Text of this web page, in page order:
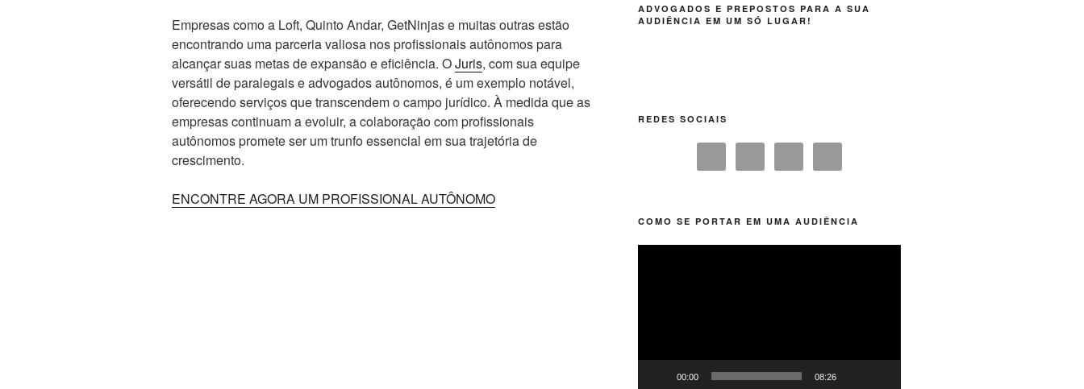
Empresas como a Loft, Quinto Andar, GetNinjas e muitas outras estão
encontrando uma parceria valiosa nos profissionais autônomos para
alcançar suas metas de expansão e eficiência. OJuris, com sua equipe
versátil de paralegais e advogados autônomos, é um exemplo notável,
oferecendo serviços que transcendem o campo jurídico. À medida que as
empresas continuam a evoluir, a colaboração com profissionais
autônomos promete ser um trunfo essencial em sua trajetória de
crescimento.
ENCONTRE AGORA UM PROFISSIONAL AUTÔNOMO
ADVOGADOS E PREPOSTOS PARA A SUA
AUDIÊNCIA EM UM SÓ LUGAR!
REDES SOCIAIS
COMO SE PORTAR EM UMA AUDIÊNCIA
00:00 08:26